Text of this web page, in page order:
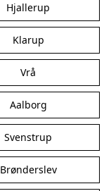
Hjallerup
Klarup
Vrå
Aalborg
Svenstrup
Brønderslev